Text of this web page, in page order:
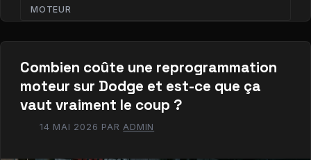
MOTEUR​
Combien coûte une reprogrammation
moteur sur Dodge et est-ce que ça
vaut vraiment le coup ?
14 MAI 2026 PARADMIN